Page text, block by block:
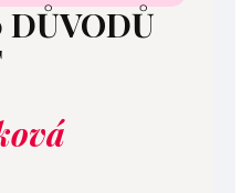
DŮVODŮ